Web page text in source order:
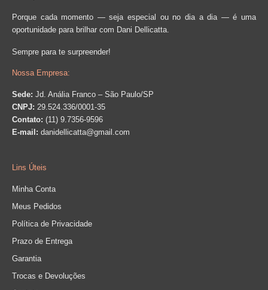
Porque cada momento — seja especial ou no dia a dia — é uma
oportunidade para brilhar com Dani Dellicatta.
Sempre para te surpreender!
Nossa Empresa:
Sede: Jd. Anália Franco – São Paulo/SP
CNPJ: 29.524.336/0001-35
Contato: (11) 9.7356-9596
E-mail: danidellicatta@gmail.com
Lins Úteis
Minha Conta
Meus Pedidos
Política de Privacidade
Prazo de Entrega
Garantia
Trocas e Devoluções